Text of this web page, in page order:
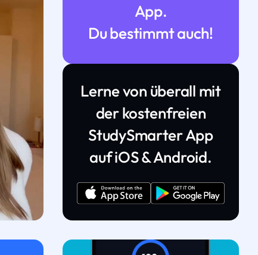
App.
Du bestimmt auch!
Lerne von überall mit
der kostenfreien
StudySmarter App
auf iOS & Android.